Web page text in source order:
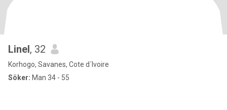
Linel, 32
Korhogo, Savanes, Cote d´Ivoire
Söker: Man 34 - 55